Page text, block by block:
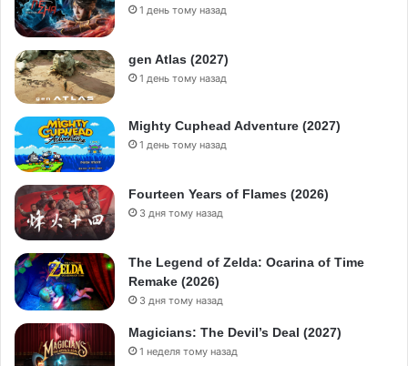
1 день тому назад
gen Atlas (2027)
1 день тому назад
Mighty Cuphead Adventure (2027)
1 день тому назад
Fourteen Years of Flames (2026)
3 дня тому назад
The Legend of Zelda: Ocarina of Time
Remake (2026)
3 дня тому назад
Magicians: The Devil’s Deal (2027)
1 неделя тому назад